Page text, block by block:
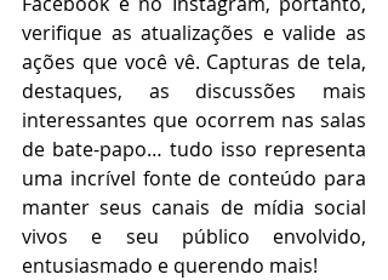
verifique as atualizações e valide as
ações que você vê. Capturas de tela,
destaques, as discussões mais
interessantes que ocorrem nas salas
de bate-papo… tudo isso representa
uma incrível fonte de conteúdo para
manter seus canais de mídia social
vivos e seu público envolvido,
entusiasmado e querendo mais!